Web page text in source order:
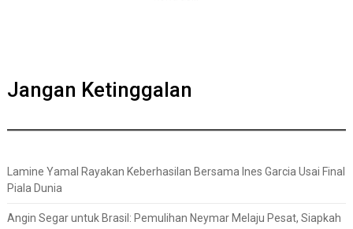
Jangan Ketinggalan
Lamine Yamal Rayakan Keberhasilan Bersama Ines Garcia Usai Final
Piala Dunia
Angin Segar untuk Brasil: Pemulihan Neymar Melaju Pesat, Siapkah